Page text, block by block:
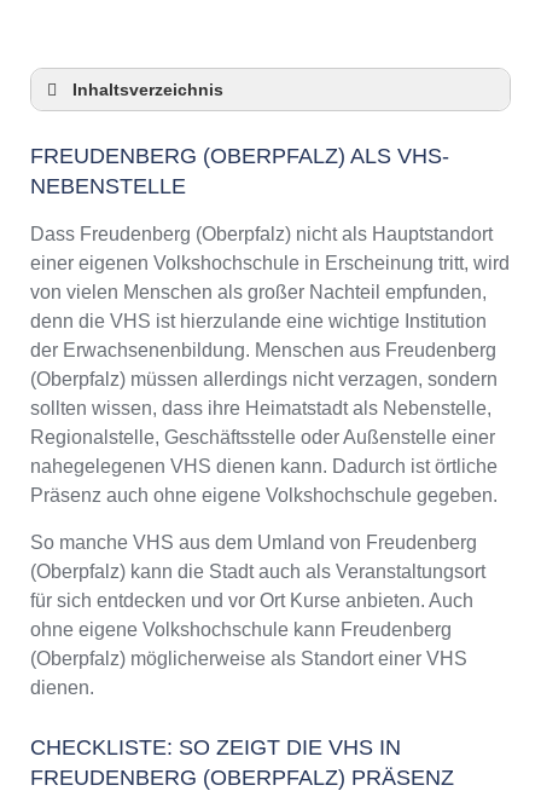
Inhaltsverzeichnis
Checkliste: So zeigt die VHS in Freudenberg
(Oberpfalz) Präsenz
(Oberpfalz) an VHS-Kursen
VHS Freudenberg (Oberpfalz) Kurse und
Umgebung
VHS Freudenberg (Oberpfalz) –
Öffnungszeiten und Telefonnummer
Online-Kurse – Alternative Angebote zu einem
Kurs an der VHS
Top-Kurse an der Abendschule Freudenberg
(Oberpfalz)
Weiterbildung in Freudenberg (Oberpfalz)
VHS Freudenberg (Oberpfalz) Programm 2025
/ 2026
FREUDENBERG (OBERPFALZ) ALS VHS-
NEBENSTELLE
Dass Freudenberg (Oberpfalz) nicht als Hauptstandort
einer eigenen Volkshochschule in Erscheinung tritt, wird
von vielen Menschen als großer Nachteil empfunden,
denn die VHS ist hierzulande eine wichtige Institution
der Erwachsenenbildung. Menschen aus Freudenberg
(Oberpfalz) müssen allerdings nicht verzagen, sondern
sollten wissen, dass ihre Heimatstadt als Nebenstelle,
Regionalstelle, Geschäftsstelle oder Außenstelle einer
nahegelegenen VHS dienen kann. Dadurch ist örtliche
Präsenz auch ohne eigene Volkshochschule gegeben.
So manche VHS aus dem Umland von Freudenberg
(Oberpfalz) kann die Stadt auch als Veranstaltungsort
für sich entdecken und vor Ort Kurse anbieten. Auch
ohne eigene Volkshochschule kann Freudenberg
(Oberpfalz) möglicherweise als Standort einer VHS
dienen.
CHECKLISTE: SO ZEIGT DIE VHS IN
FREUDENBERG (OBERPFALZ) PRÄSENZ